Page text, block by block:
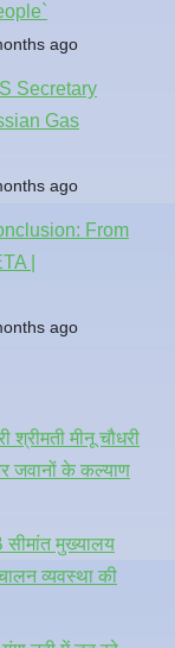
ago
Secretary
Gas
ago
From
|
ago
मीनू चौधरी
जवानों के कल्याण
सीमांत मुख्यालय
व्यवस्था की